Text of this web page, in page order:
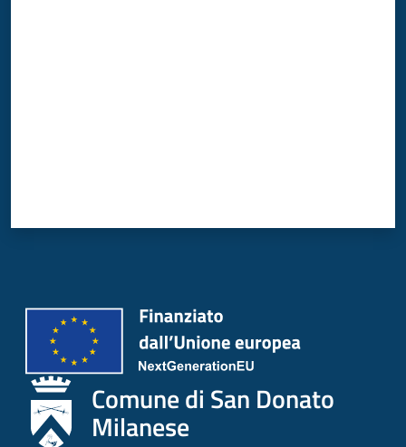
Seguici
su
Comune di San Donato
Milanese